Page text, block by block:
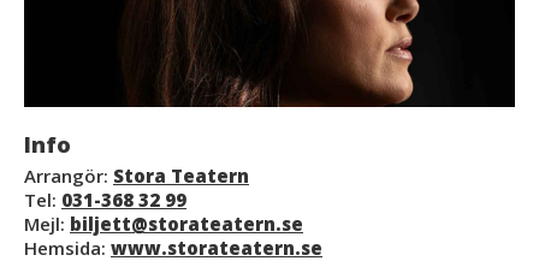
Info
Arrangör: Stora Teatern
Tel: 031-368 32 99
Mejl: biljett@storateatern.se
Hemsida: www.storateatern.se